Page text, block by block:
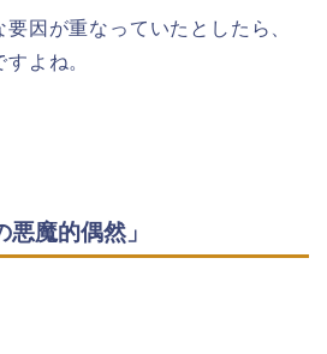
因が重なっていたとしたら、
よね。
魔的偶然」